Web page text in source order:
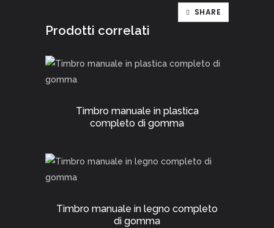
SHARE
Prodotti correlati
Timbro manuale in plastica
completo di gomma
Timbro manuale in legno completo
di gomma